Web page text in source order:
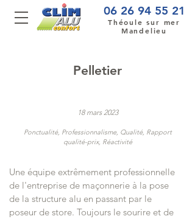
06 26 94 55 21
Théoule sur mer
Mandelieu
Pelletier
18 mars 2023
Ponctualité, Professionnalisme, Qualité, Rapport
qualité-prix, Réactivité
Une équipe extrêmement professionnelle
de l'entreprise de maçonnerie à la pose
de la structure alu en passant par le
poseur de store. Toujours le sourire et de